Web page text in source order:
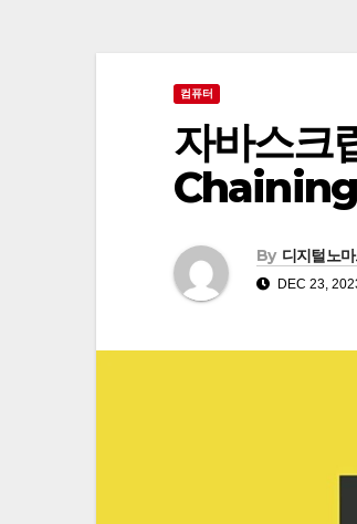
컴퓨터
자바스크
By 디지털노
DEC 23,